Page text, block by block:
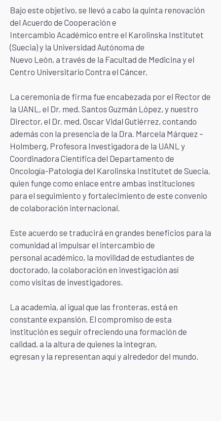
Bajo este objetivo, se llevó a cabo la quinta renovación
del Acuerdo de Cooperación e
Intercambio Académico entre el Karolinska Institutet
(Suecia) y la Universidad Autónoma de
Nuevo León, a través de la Facultad de Medicina y el
Centro Universitario Contra el Cáncer.
La ceremonia de firma fue encabezada por el Rector de
la UANL, el Dr. med. Santos Guzmán López, y nuestro
Director, el Dr. med. Oscar Vidal Gutiérrez, contando
además con la presencia de la Dra. Marcela Márquez –
Holmberg, Profesora Investigadora de la UANL y
Coordinadora Científica del Departamento de
Oncología-Patología del Karolinska Institutet de Suecia,
quien funge como enlace entre ambas instituciones
para el seguimiento y fortalecimiento de este convenio
de colaboración internacional.
Este acuerdo se traducirá en grandes beneficios para la
comunidad al impulsar el intercambio de
personal académico, la movilidad de estudiantes de
doctorado, la colaboración en investigación así
como visitas de investigadores.
La academia, al igual que las fronteras, está en
constante expansión. El compromiso de esta
institución es seguir ofreciendo una formación de
calidad, a la altura de quienes la integran,
egresan y la representan aquí y alrededor del mundo.